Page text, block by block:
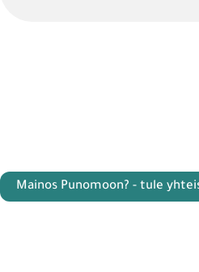
Mainos Punomoon? - tule